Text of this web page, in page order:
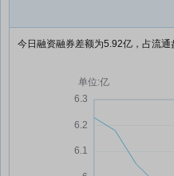
今日融资融券差额为5.92亿，占流